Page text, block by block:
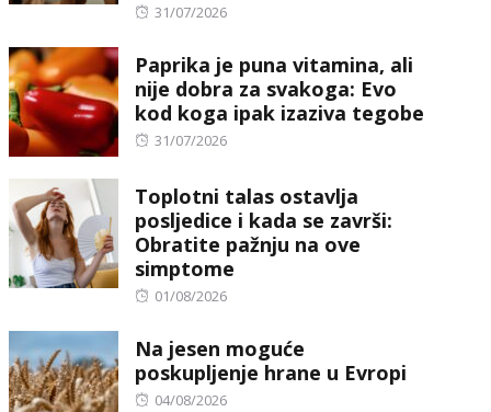
Posted
31/07/2026
Paprika je puna vitamina, ali
nije dobra za svakoga: Evo
kod koga ipak izaziva tegobe
Posted
31/07/2026
Toplotni talas ostavlja
posljedice i kada se završi:
Obratite pažnju na ove
simptome
Posted
01/08/2026
Na jesen moguće
poskupljenje hrane u Evropi
Posted
04/08/2026